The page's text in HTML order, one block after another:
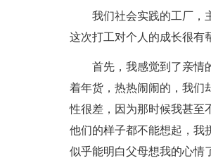
我们社会实践的工厂，
这次打工对个人的成长很有
首先，我感觉到了亲情
着年货，热热闹闹的，我们
性很差，因为那时候我甚至
他们的样子都不能想起，我
似乎能明白父母想我的心情